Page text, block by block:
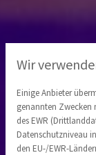
Wir
Einige Anbieter
genannten Zwecken
des EWR
Datenschutzniveau
den EU-/EWR-